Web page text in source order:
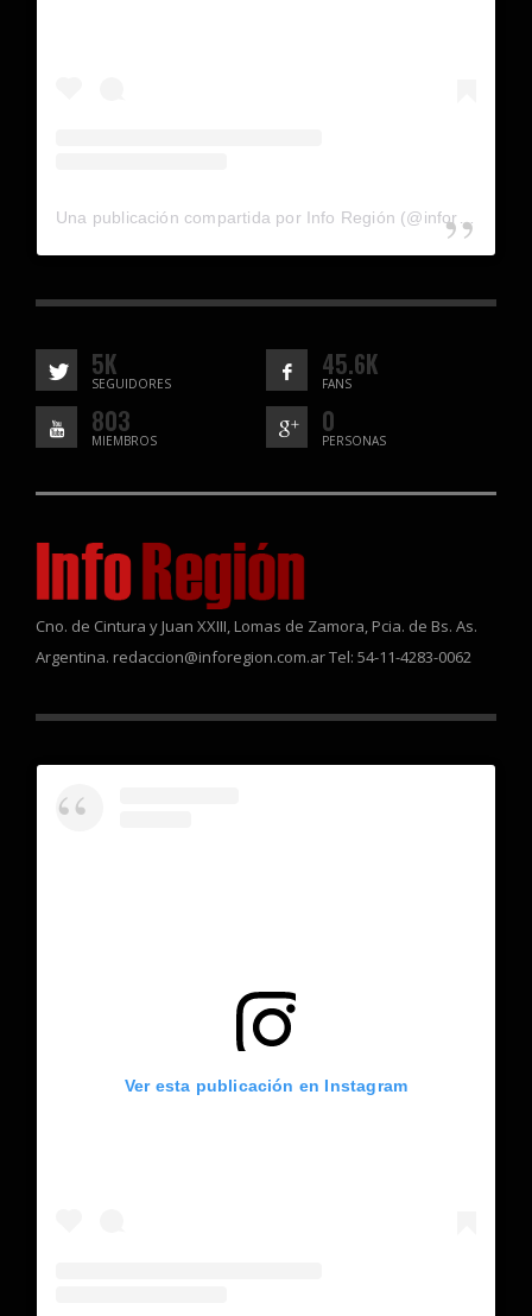
Una publicación compartida por Info Región (@inforegion_redes)
5K
SEGUIDORES
45.6K
FANS
803
MIEMBROS
0
PERSONAS
Cno. de Cintura y Juan XXIII, Lomas de Zamora, Pcia. de Bs. As.
Argentina. redaccion@inforegion.com.ar Tel: 54-11-4283-0062
Ver esta publicación en Instagram